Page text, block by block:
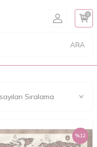
ARA
0
%12